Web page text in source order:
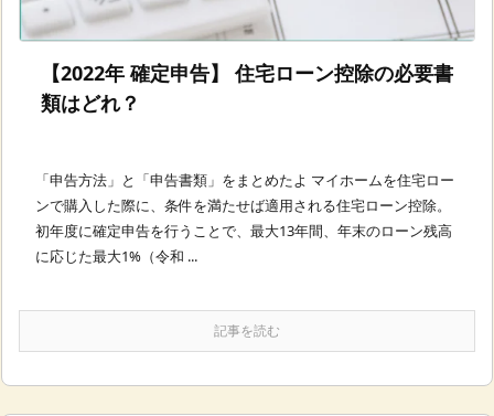
【2022年 確定申告】 住宅ローン控除の必要書
類はどれ？
「申告方法」と「申告書類」をまとめたよ マイホームを住宅ロー
ンで購入した際に、条件を満たせば適用される住宅ローン控除。
初年度に確定申告を行うことで、最大13年間、年末のローン残高
に応じた最大1%（令和 ...
記事を読む